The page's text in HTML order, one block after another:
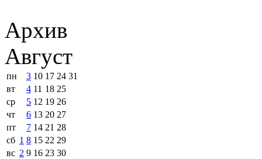
Архив
Август
пн 3 10 17 24 31
вт
4 11 18 25
ср
5 12 19 26
чт
6 13 20 27
пт
7 14 21 28
сб 1 8 15 22 29
вс 2 9 16 23 30